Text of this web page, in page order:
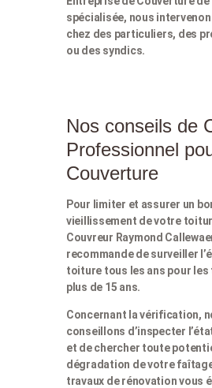
spécialisée, nous
chez des particuliers, des
ou des syndics.
Nos conseils de
Professionnel
Couverture
Pour limiter et assurer un
vieillissement de votre
Couvreur Raymond
recommande de surveiller
toiture tous les ans pour
plus de 15 ans.
Concernant la vérification,
conseillons d’inspecter
et de chercher toute
dégradation de votre
travaux de rénovation vous